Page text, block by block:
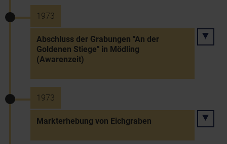
1973
Abschluss der Grabungen "An der
Goldenen Stiege" in Mödling
(Awarenzeit)
1973
Markterhebung von Eichgraben